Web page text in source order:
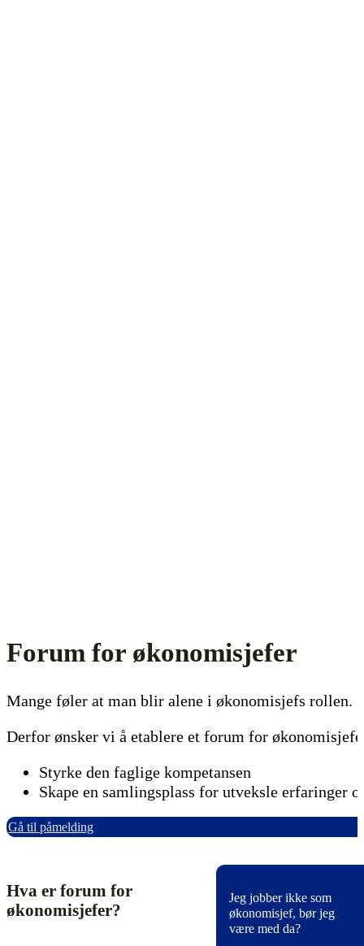
Forum for økonomisjefer
Mange føler at man blir alene i økonomisjefs rollen.
Derfor ønsker vi å etablere et forum for
Styrke den faglige kompetansen
Skape en samlingsplass for utveksle erfaringer
Gå til påmelding
Hva er forum for
økonomisjefer?
Jeg jobber ikke som
økonomisjef, bør jeg
være med da?